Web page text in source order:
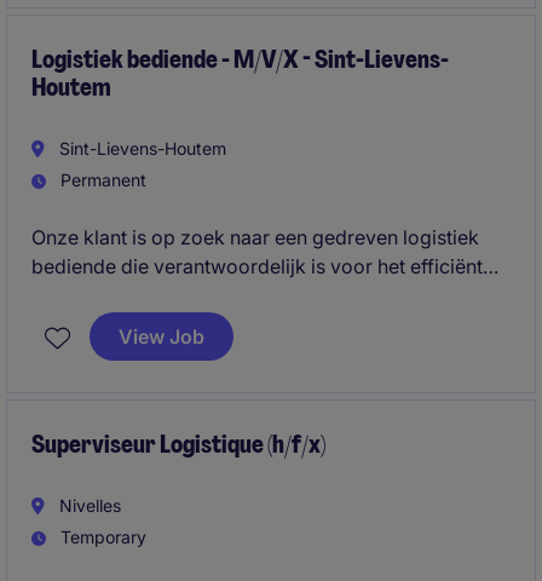
Logistiek bediende - M/V/X - Sint-Lievens-
Houtem
Sint-Lievens-Houtem
Permanent
Onze klant is op zoek naar een gedreven logistiek
bediende die verantwoordelijk is voor het efficiënt
Je fungeert als spilfiguur tussen chauffeurs, interne
diensten en externe partners.
View Job
Superviseur Logistique (h/f/x)
Nivelles
Temporary